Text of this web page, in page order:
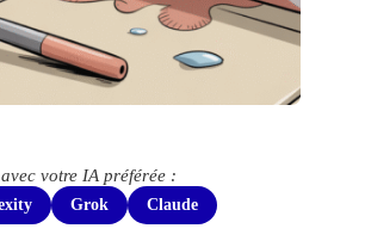
votre IA préférée :
Grok Claude